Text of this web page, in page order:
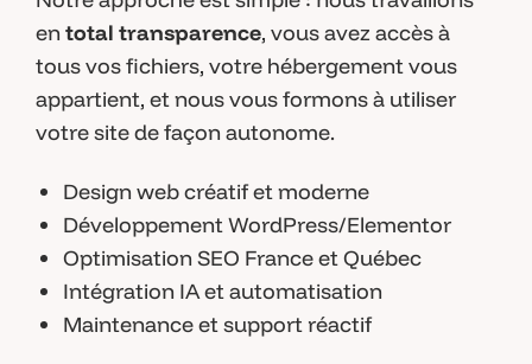
en total transparence, vous avez accès à
tous vos fichiers, votre hébergement vous
appartient, et nous vous formons à utiliser
votre site de façon autonome.
Design web créatif et moderne
Développement WordPress/Elementor
Optimisation SEO France et Québec
Intégration IA et automatisation
Maintenance et support réactif